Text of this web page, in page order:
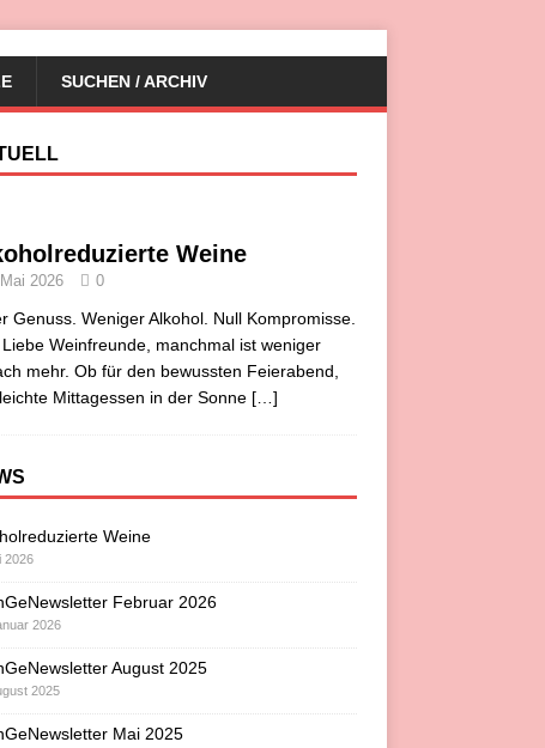
SUCHEN / ARCHIV
Weine
2026 0
Genuss. Weniger Alkohol. Null Kompromisse.
Liebe Weinfreunde, manchmal ist weniger
mehr. Ob für den bewussten Feierabend,
Mittagessen in der Sonne […]
Weine
2026
Februar 2026
2026
August 2025
2025
Mai 2025